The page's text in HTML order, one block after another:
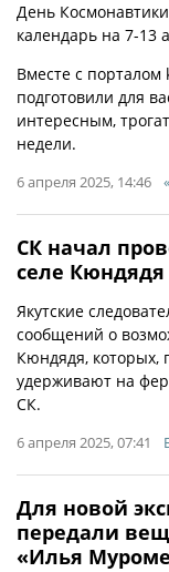
День
календарь на 7-13
Вместе с
подготовили для
интересным,
недели.
6 апреля 2025, 14:46
СК начал
селе
Якутские
сообщений о
Кюндядя,
удерживают на
СК.
6 апреля 2025, 07:41
Для новой
передали
«Илья